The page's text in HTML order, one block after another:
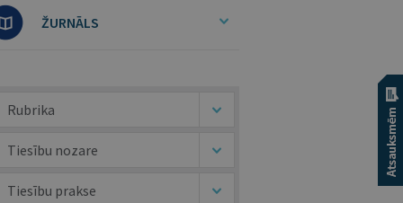
ŽURNĀLS
Rubrika
Tiesību nozare
Tiesību prakse